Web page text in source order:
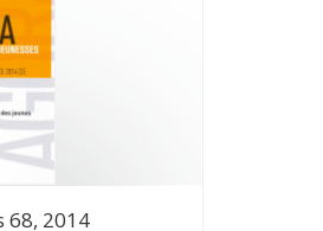
68, 2014